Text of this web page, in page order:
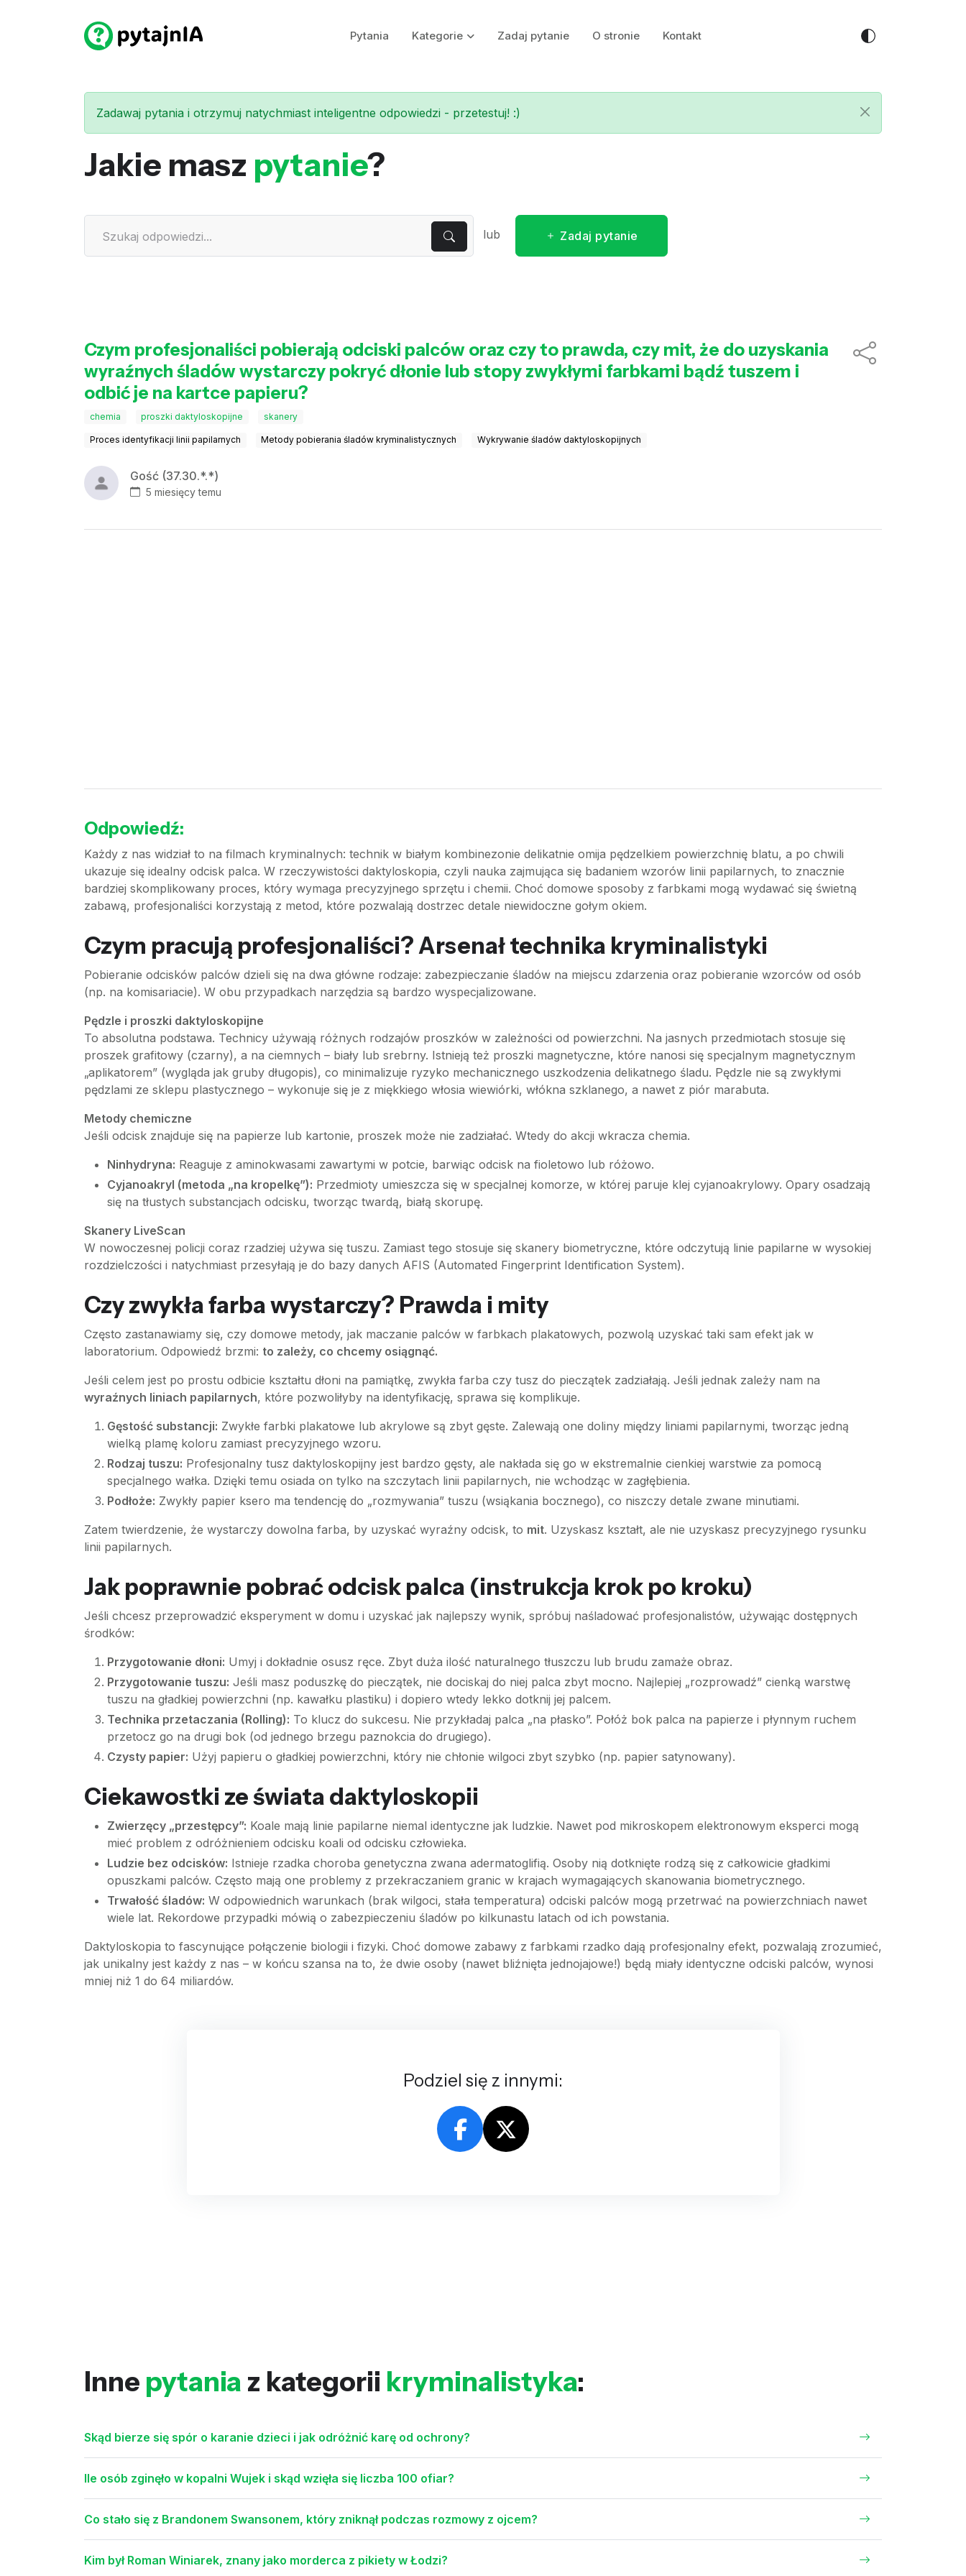
Pytania Kategorie Zadaj pytanie O stronie Kontakt
Zadawaj pytania i otrzymuj natychmiast inteligentne odpowiedzi - przetestuj! :)
Jakie masz pytanie?
lub Zadaj pytanie
Czym profesjonaliści pobierają odciski palców oraz czy to prawda, czy mit, że do uzyskania
wyraźnych śladów wystarczy pokryć dłonie lub stopy zwykłymi farbkami bądź tuszem i
odbić je na kartce papieru?
chemia proszki daktyloskopijne skanery
Proces identyfikacji linii papilarnych Metody pobierania śladów kryminalistycznych Wykrywanie śladów daktyloskopijnych
Gość (37.30.*.*)
5 miesięcy temu
Odpowiedź:
Każdy z nas widział to na filmach kryminalnych: technik w białym kombinezonie delikatnie omija pędzelkiem powierzchnię blatu, a po chwili
ukazuje się idealny odcisk palca. W rzeczywistości daktyloskopia, czyli nauka zajmująca się badaniem wzorów linii papilarnych, to znacznie
bardziej skomplikowany proces, który wymaga precyzyjnego sprzętu i chemii. Choć domowe sposoby z farbkami mogą wydawać się świetną
zabawą, profesjonaliści korzystają z metod, które pozwalają dostrzec detale niewidoczne gołym okiem.
Czym pracują profesjonaliści? Arsenał technika kryminalistyki
Pobieranie odcisków palców dzieli się na dwa główne rodzaje: zabezpieczanie śladów na miejscu zdarzenia oraz pobieranie wzorców od osób
(np. na komisariacie). W obu przypadkach narzędzia są bardzo wyspecjalizowane.
Pędzle i proszki daktyloskopijne
To absolutna podstawa. Technicy używają różnych rodzajów proszków w zależności od powierzchni. Na jasnych przedmiotach stosuje się
proszek grafitowy (czarny), a na ciemnych – biały lub srebrny. Istnieją też proszki magnetyczne, które nanosi się specjalnym magnetycznym
„aplikatorem” (wygląda jak gruby długopis), co minimalizuje ryzyko mechanicznego uszkodzenia delikatnego śladu. Pędzle nie są zwykłymi
pędzlami ze sklepu plastycznego – wykonuje się je z miękkiego włosia wiewiórki, włókna szklanego, a nawet z piór marabuta.
Metody chemiczne
Jeśli odcisk znajduje się na papierze lub kartonie, proszek może nie zadziałać. Wtedy do akcji wkracza chemia.
Ninhydryna: Reaguje z aminokwasami zawartymi w potcie, barwiąc odcisk na fioletowo lub różowo.
Cyjanoakryl (metoda „na kropelkę”): Przedmioty umieszcza się w specjalnej komorze, w której paruje klej cyjanoakrylowy. Opary osadzają
się na tłustych substancjach odcisku, tworząc twardą, białą skorupę.
Skanery LiveScan
W nowoczesnej policji coraz rzadziej używa się tuszu. Zamiast tego stosuje się skanery biometryczne, które odczytują linie papilarne w wysokiej
rozdzielczości i natychmiast przesyłają je do bazy danych AFIS (Automated Fingerprint Identification System).
Czy zwykła farba wystarczy? Prawda i mity
Często zastanawiamy się, czy domowe metody, jak maczanie palców w farbkach plakatowych, pozwolą uzyskać taki sam efekt jak w
laboratorium. Odpowiedź brzmi: to zależy, co chcemy osiągnąć.
Jeśli celem jest po prostu odbicie kształtu dłoni na pamiątkę, zwykła farba czy tusz do pieczątek zadziałają. Jeśli jednak zależy nam na
wyraźnych liniach papilarnych, które pozwoliłyby na identyfikację, sprawa się komplikuje.
Gęstość substancji: Zwykłe farbki plakatowe lub akrylowe są zbyt gęste. Zalewają one doliny między liniami papilarnymi, tworząc jedną
wielką plamę koloru zamiast precyzyjnego wzoru.
Rodzaj tuszu: Profesjonalny tusz daktyloskopijny jest bardzo gęsty, ale nakłada się go w ekstremalnie cienkiej warstwie za pomocą
specjalnego wałka. Dzięki temu osiada on tylko na szczytach linii papilarnych, nie wchodząc w zagłębienia.
Podłoże: Zwykły papier ksero ma tendencję do „rozmywania” tuszu (wsiąkania bocznego), co niszczy detale zwane minutiami.
Zatem twierdzenie, że wystarczy dowolna farba, by uzyskać wyraźny odcisk, to mit. Uzyskasz kształt, ale nie uzyskasz precyzyjnego rysunku
linii papilarnych.
Jak poprawnie pobrać odcisk palca (instrukcja krok po kroku)
Jeśli chcesz przeprowadzić eksperyment w domu i uzyskać jak najlepszy wynik, spróbuj naśladować profesjonalistów, używając dostępnych
środków:
Przygotowanie dłoni: Umyj i dokładnie osusz ręce. Zbyt duża ilość naturalnego tłuszczu lub brudu zamaże obraz.
Przygotowanie tuszu: Jeśli masz poduszkę do pieczątek, nie dociskaj do niej palca zbyt mocno. Najlepiej „rozprowadź” cienką warstwę
tuszu na gładkiej powierzchni (np. kawałku plastiku) i dopiero wtedy lekko dotknij jej palcem.
Technika przetaczania (Rolling): To klucz do sukcesu. Nie przykładaj palca „na płasko”. Połóż bok palca na papierze i płynnym ruchem
przetocz go na drugi bok (od jednego brzegu paznokcia do drugiego).
Czysty papier: Użyj papieru o gładkiej powierzchni, który nie chłonie wilgoci zbyt szybko (np. papier satynowany).
Ciekawostki ze świata daktyloskopii
Zwierzęcy „przestępcy”: Koale mają linie papilarne niemal identyczne jak ludzkie. Nawet pod mikroskopem elektronowym eksperci mogą
mieć problem z odróżnieniem odcisku koali od odcisku człowieka.
Ludzie bez odcisków: Istnieje rzadka choroba genetyczna zwana adermatoglifią. Osoby nią dotknięte rodzą się z całkowicie gładkimi
opuszkami palców. Często mają one problemy z przekraczaniem granic w krajach wymagających skanowania biometrycznego.
Trwałość śladów: W odpowiednich warunkach (brak wilgoci, stała temperatura) odciski palców mogą przetrwać na powierzchniach nawet
wiele lat. Rekordowe przypadki mówią o zabezpieczeniu śladów po kilkunastu latach od ich powstania.
Daktyloskopia to fascynujące połączenie biologii i fizyki. Choć domowe zabawy z farbkami rzadko dają profesjonalny efekt, pozwalają zrozumieć,
jak unikalny jest każdy z nas – w końcu szansa na to, że dwie osoby (nawet bliźnięta jednojajowe!) będą miały identyczne odciski palców, wynosi
mniej niż 1 do 64 miliardów.
Podziel się z innymi:
Inne pytania z kategorii kryminalistyka:
Skąd bierze się spór o karanie dzieci i jak odróżnić karę od ochrony?
Ile osób zginęło w kopalni Wujek i skąd wzięła się liczba 100 ofiar?
Co stało się z Brandonem Swansonem, który zniknął podczas rozmowy z ojcem?
Kim był Roman Winiarek, znany jako morderca z pikiety w Łodzi?